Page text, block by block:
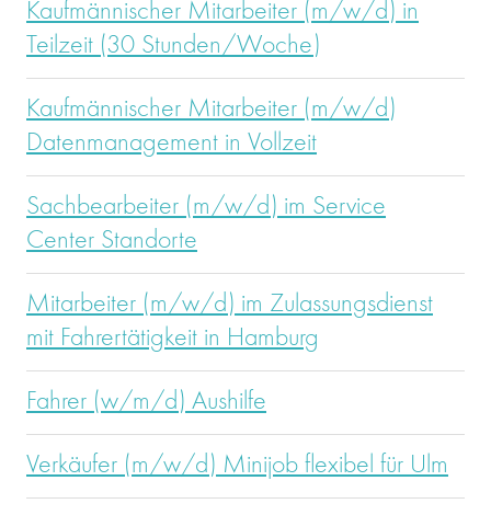
Kaufmännischer Mitarbeiter (m/w/d) in
Teilzeit (30 Stunden/Woche)
Kaufmännischer Mitarbeiter (m/w/d)
Datenmanagement in Vollzeit
Sachbearbeiter (m/w/d) im Service
Center Standorte
Mitarbeiter (m/w/d) im Zulassungsdienst
mit Fahrertätigkeit in Hamburg
Fahrer (w/m/d) Aushilfe
Verkäufer (m/w/d) Minijob flexibel für Ulm